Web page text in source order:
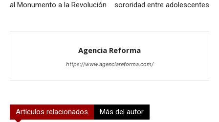
al Monumento a la Revolución
sororidad entre adolescentes
Agencia Reforma
https://www.agenciareforma.com/
Artículos relacionados Más del autor